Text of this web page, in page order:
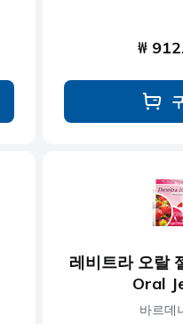
₩
레비트라 오랄
Oral
바르데